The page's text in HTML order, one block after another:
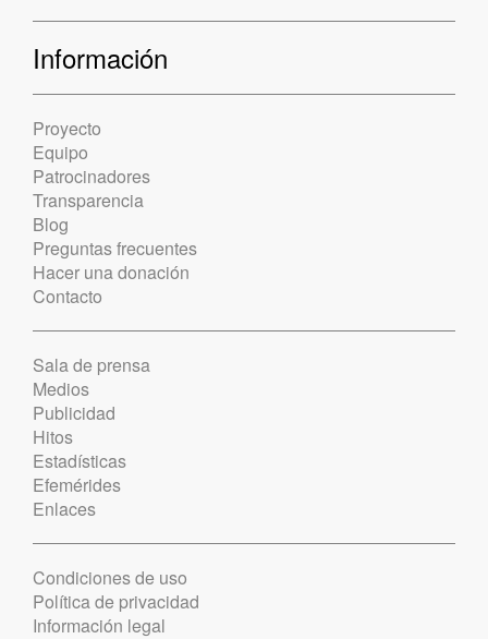
Información
Proyecto
Equipo
Patrocinadores
Transparencia
Blog
Preguntas frecuentes
Hacer una donación
Contacto
Sala de prensa
Medios
Publicidad
Hitos
Estadísticas
Efemérides
Enlaces
Condiciones de uso
Política de privacidad
Información legal